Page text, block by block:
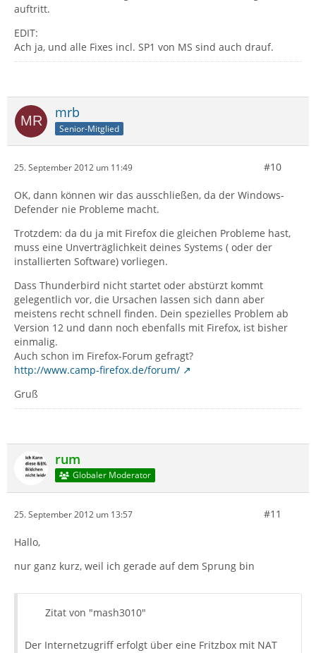
auftritt.
EDIT:
Ach ja, und alle Fixes incl. SP1 von MS sind auch drauf.
mrb
Senior-Mitglied
25. September 2012 um 11:49 #10
OK, dann können wir das ausschließen, da der Windows-
Defender nie Probleme macht.
Trotzdem: da du ja mit Firefox die gleichen Probleme hast,
muss eine Unverträglichkeit deines Systems ( oder der
installierten Software) vorliegen.
Dass Thunderbird nicht startet oder abstürzt kommt
gelegentlich vor, die Ursachen lassen sich dann aber
meistens recht schnell finden. Dein spezielles Problem ab
Version 12 und dann noch ebenfalls mit Firefox, ist bisher
einmalig.
Auch schon im Firefox-Forum gefragt?
http://www.camp-firefox.de/forum/
Gruß
rum
Globaler Moderator
25. September 2012 um 13:57 #11
Hallo,
nur ganz kurz, weil ich gerade auf dem Sprung bin
Zitat von "mash3010"
Der Internetzugriff erfolgt über eine Fritzbox mit NAT